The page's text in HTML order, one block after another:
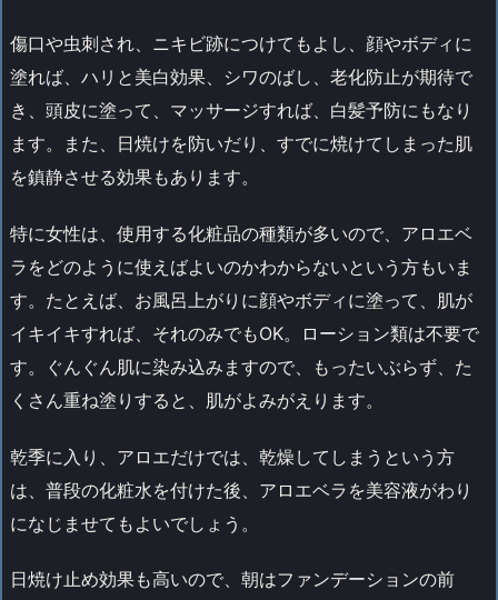
傷口や虫刺され、ニキビ跡につけてもよし、顔やボディに
塗れば、ハリと美白効果、シワのばし、老化防止が期待で
き、頭皮に塗って、マッサージすれば、白髪予防にもなり
ます。また、日焼けを防いだり、すでに焼けてしまった肌
を鎮静させる効果もあります。
特に女性は、使用する化粧品の種類が多いので、アロエベ
ラをどのように使えばよいのかわからないという方もいま
す。たとえば、お風呂上がりに顔やボディに塗って、肌が
イキイキすれば、それのみでもOK。ローション類は不要で
す。ぐんぐん肌に染み込みますので、もったいぶらず、た
くさん重ね塗りすると、肌がよみがえります。
乾季に入り、アロエだけでは、乾燥してしまうという方
は、普段の化粧水を付けた後、アロエベラを美容液がわり
になじませてもよいでしょう。
日焼け止め効果も高いので、朝はファンデーションの前